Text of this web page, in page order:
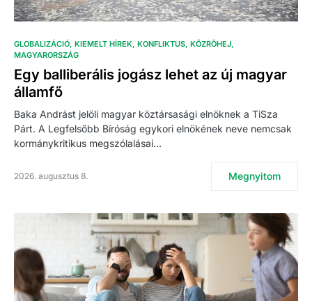
GLOBALIZÁCIÓ KIEMELT HÍREK KONFLIKTUS KÖZRÖHEJ
MAGYARORSZÁG
Egy balliberális jogász lehet az új magyar
államfő
Baka Andrást jelöli magyar köztársasági elnöknek a TiSza
Párt. A Legfelsőbb Bíróság egykori elnökének neve nemcsak
kormánykritikus megszólalásai…
2026. augusztus 8. Megnyitom